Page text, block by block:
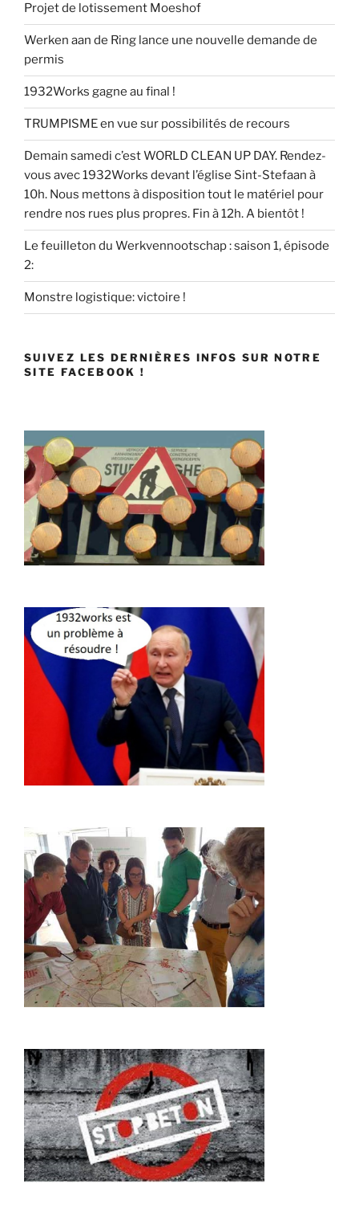
Projet de lotissement Moeshof
Werken aan de Ring lance une nouvelle demande de
permis
1932Works gagne au final !
TRUMPISME en vue sur possibilités de recours
Demain samedi c’est WORLD CLEAN UP DAY. Rendez-
vous avec 1932Works devant l’église Sint-Stefaan à
10h. Nous mettons à disposition tout le matériel pour
rendre nos rues plus propres. Fin à 12h. A bientôt !
Le feuilleton du Werkvennootschap : saison 1, épisode
2:
Monstre logistique: victoire !
SUIVEZ LES DERNIÈRES INFOS SUR NOTRE
SITE FACEBOOK !